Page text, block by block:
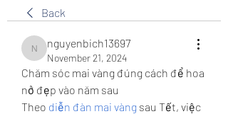
Back
nguyenbich13697
nguyenbich13697
November 21, 2024
Chăm sóc mai vàng đúng cách để hoa
nở đẹp vào năm sau
Theo diễn đàn mai vàng sau Tết, việc